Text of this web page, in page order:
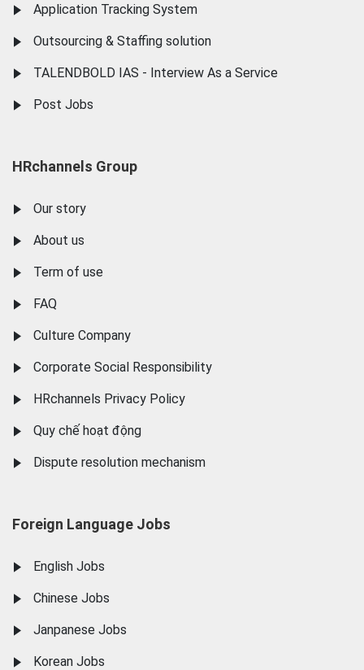
Application Tracking System
Outsourcing & Staffing solution
TALENDBOLD IAS - Interview As a Service
Post Jobs
HRchannels Group
Our story
About us
Term of use
FAQ
Culture Company
Corporate Social Responsibility
HRchannels Privacy Policy
Quy chế hoạt động
Dispute resolution mechanism
Foreign Language Jobs
English Jobs
Chinese Jobs
Janpanese Jobs
Korean Jobs